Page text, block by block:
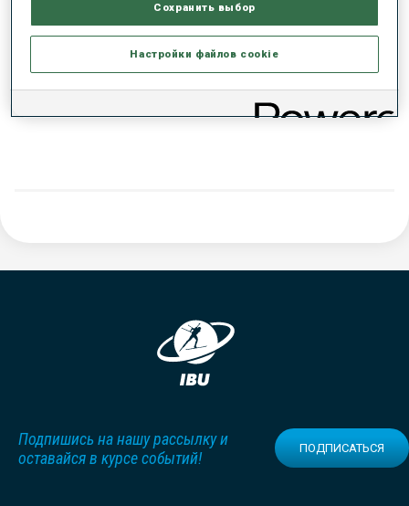
РЕЗУЛЬТАТЫ - ТЕНДЕНЦИЯ
ДАННЫХ НЕТ
Подпишись на нашу рассылку и
оставайся в курсе событий!
ПОДПИСАТЬСЯ
Сохранить выбор
Настройки файлов cookie